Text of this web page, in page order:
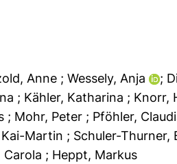
Anne ; Wessely, Anja ;
; Kähler, Katharina ; Knorr,
; Mohr, Peter ; Pföhler,
Martin ; Schuler-Thurner,
Carola ; Heppt, Markus